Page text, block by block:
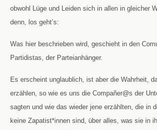
obwohl Lüge und Leiden sich in allen in gleicher
denn, los geht’s:
Was hier beschrieben wird, geschieht in den
Partidistas, der Parteianhänger.
Es erscheint unglaublich, ist aber die Wahrheit,
erzählen, so wie es uns die Compañer@s der
sagten und wie das wieder jene erzählten, die in
keine Zapatist*innen sind, über alles, was sie in